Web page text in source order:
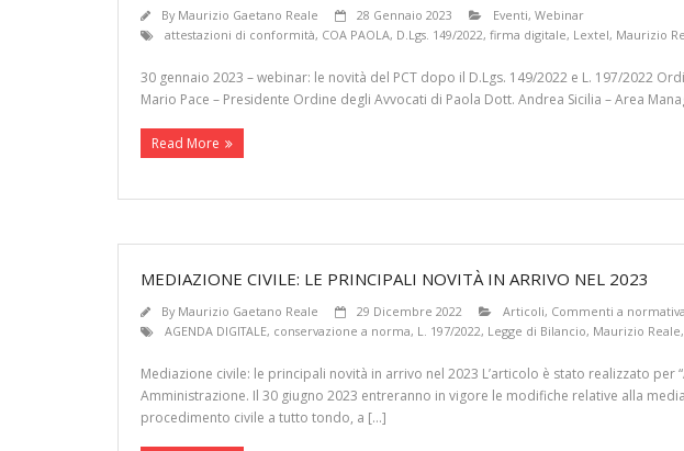
By Maurizio Gaetano Reale 28 Gennaio 2023 Eventi, Webinar
attestazioni di conformità, COA PAOLA, D.Lgs. 149/2022, firma digitale, Lextel, Maurizio
30 gennaio 2023 – webinar: le novità del PCT dopo il D.Lgs. 149/2022 e L. 197/2022
Mario Pace – Presidente Ordine degli Avvocati di Paola Dott. Andrea Sicilia – Area
Read More
MEDIAZIONE CIVILE: LE PRINCIPALI NOVITÀ IN ARRIVO NEL 2023
By Maurizio Gaetano Reale 29 Dicembre 2022 Articoli, Commenti a normativa
AGENDA DIGITALE, conservazione a norma, L. 197/2022, Legge di Bilancio, Maurizio Reale,
Mediazione civile: le principali novità in arrivo nel 2023 L’articolo è stato realizzato
Amministrazione. Il 30 giugno 2023 entreranno in vigore le modifiche relative alla
procedimento civile a tutto tondo, a […]